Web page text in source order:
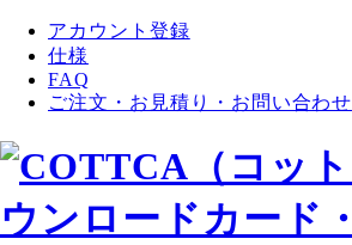
アカウント登録
仕様
FAQ
ご注文・お見積り・お問い合わせ